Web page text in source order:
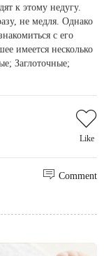
к этому недугу.
не медля. Однако
с его
имеется несколько
Заглоточные;
Like
Comment